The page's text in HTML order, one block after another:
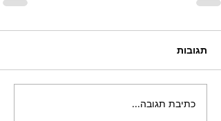
תגובות
כתיבת תגובה...